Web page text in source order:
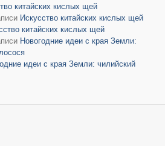
китайских кислых щей
Искусство китайских кислых щей
китайских кислых щей
Новогодние идеи с края Земли:
идеи с края Земли: чилийский